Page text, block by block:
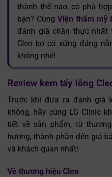
thành thế nào, có phù
bạn? CùngViện thẩm mỹ
đánh giá chân thực nhất
Cleo bơ có xứng đáng
không nhé!
Review kem tẩy lông
Trước khi đưa ra đánh giá
không, hãy cùng LG Clinic
tiết về sản phẩm, từ
hương, thành phần đến giá
và khách quan nhất!
Về thương hiệu Cleo